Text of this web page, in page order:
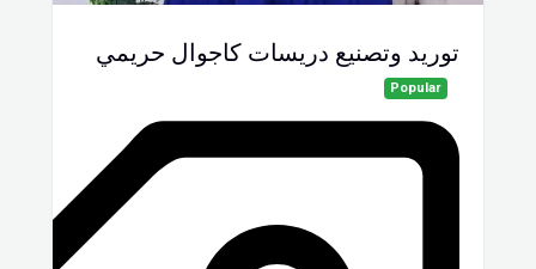
توريد وتصنيع دريسات كاجوال حريمي
Popular